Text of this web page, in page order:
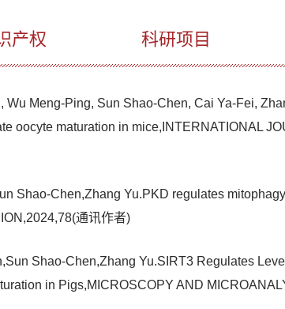
产权 科研项目
Meng-Ping, Sun Shao-Chen, Cai Ya-Fei,
oocyte maturation in mice,INTERNATIONAL
Shao-Chen,Zhang Yu.PKD regulates
通讯作者)
Shao-Chen,Zhang Yu.SIRT3 Regulates
in Pigs,MICROSCOPY AND